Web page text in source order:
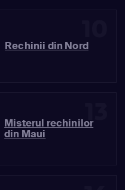
Rechinii din Nord
Misterul rechinilor
din Maui